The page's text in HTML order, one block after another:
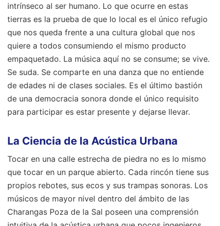
intrínseco al ser humano. Lo que ocurre en estas
tierras es la prueba de que lo local es el único refugio
que nos queda frente a una cultura global que nos
quiere a todos consumiendo el mismo producto
empaquetado. La música aquí no se consume; se vive.
Se suda. Se comparte en una danza que no entiende
de edades ni de clases sociales. Es el último bastión
de una democracia sonora donde el único requisito
para participar es estar presente y dejarse llevar.
La Ciencia de la Acústica Urbana
Tocar en una calle estrecha de piedra no es lo mismo
que tocar en un parque abierto. Cada rincón tiene sus
propios rebotes, sus ecos y sus trampas sonoras. Los
músicos de mayor nivel dentro del ámbito de las
Charangas Poza de la Sal poseen una comprensión